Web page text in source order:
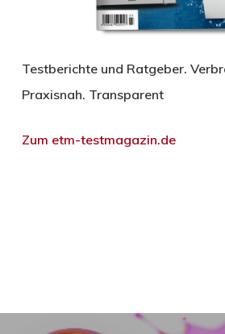
Testberichte und Ratgeber.
Praxisnah. Transparent
Zum etm-testmagazin.de